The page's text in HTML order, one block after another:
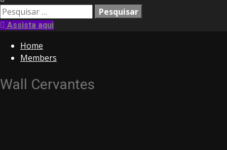
Pesquisar
por:Assista aqui
Home
Members
Wall Cervantes